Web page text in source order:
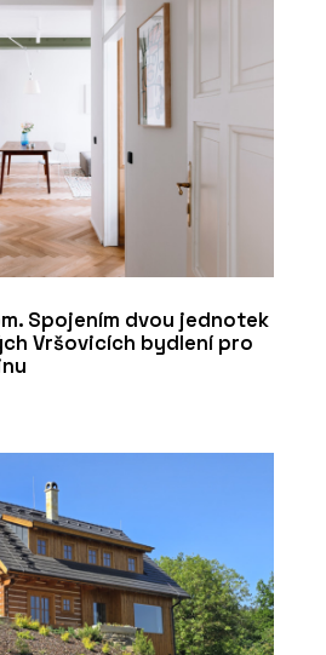
Spojením dvou jednotek
Vršovicích bydlení pro